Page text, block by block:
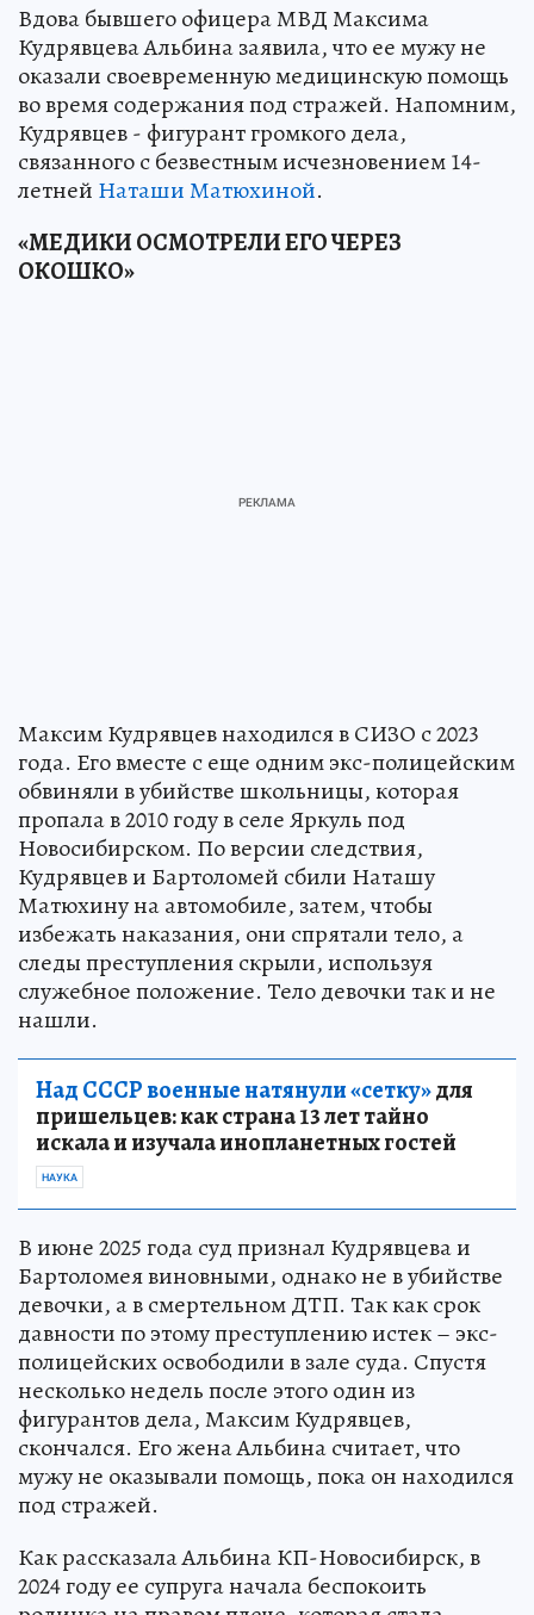
Вдова бывшего офицера МВД Максима
Кудрявцева Альбина заявила, что ее мужу не
оказали своевременную медицинскую помощь
во время содержания под стражей. Напомним,
Кудрявцев - фигурант громкого дела,
связанного с безвестным исчезновением 14-
летней Наташи Матюхиной.
«МЕДИКИ ОСМОТРЕЛИ ЕГО ЧЕРЕЗ
ОКОШКО»
Максим Кудрявцев находился в СИЗО с 2023
года. Его вместе с еще одним экс-полицейским
обвиняли в убийстве школьницы, которая
пропала в 2010 году в селе Яркуль под
Новосибирском. По версии следствия,
Кудрявцев и Бартоломей сбили Наташу
Матюхину на автомобиле, затем, чтобы
избежать наказания, они спрятали тело, а
следы преступления скрыли, используя
служебное положение. Тело девочки так и не
нашли.
Над СССР военные натянули «сетку»для
пришельцев: как страна 13 лет тайно
искала и изучала инопланетных гостей
НАУКА
В июне 2025 года суд признал Кудрявцева и
Бартоломея виновными, однако не в убийстве
девочки, а в смертельном ДТП. Так как срок
давности по этому преступлению истек – экс-
полицейских освободили в зале суда. Спустя
несколько недель после этого один из
фигурантов дела, Максим Кудрявцев,
скончался. Его жена Альбина считает, что
мужу не оказывали помощь, пока он находился
под стражей.
Как рассказала Альбина КП-Новосибирск, в
2024 году ее супруга начала беспокоить